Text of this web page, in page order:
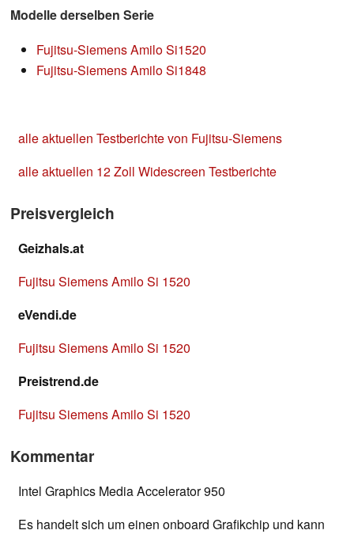
Modelle derselben Serie
Fujitsu-Siemens Amilo Si1520
Fujitsu-Siemens Amilo Si1848
alle aktuellen Testberichte von Fujitsu-Siemens
alle aktuellen 12 Zoll Widescreen Testberichte
Preisvergleich
Geizhals.at
Fujitsu Siemens Amilo Si 1520
eVendi.de
Fujitsu Siemens Amilo Si 1520
Preistrend.de
Fujitsu Siemens Amilo Si 1520
Kommentar
Intel Graphics Media Accelerator 950
Es handelt sich um einen onboard Grafikchip und kann